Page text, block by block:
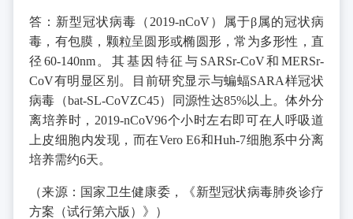
答：新型冠状病毒（2019-nCoV）属于β属的冠状病
毒，有包膜，颗粒呈圆形或椭圆形，常为多形性，直
径60-140nm。其基因特征与SARSr-CoV和MERSr-
CoV有明显区别。目前研究显示与蝙蝠SARA样冠状
病毒（bat-SL-CoVZC45）同源性达85%以上。体外分
离培养时，2019-nCoV96个小时左右即可在人呼吸道
上皮细胞内发现，而在Vero E6和Huh-7细胞系中分离
培养需约6天。
（来源：国家卫生健康委，《新型冠状病毒肺炎诊疗
方案（试行第六版）》）